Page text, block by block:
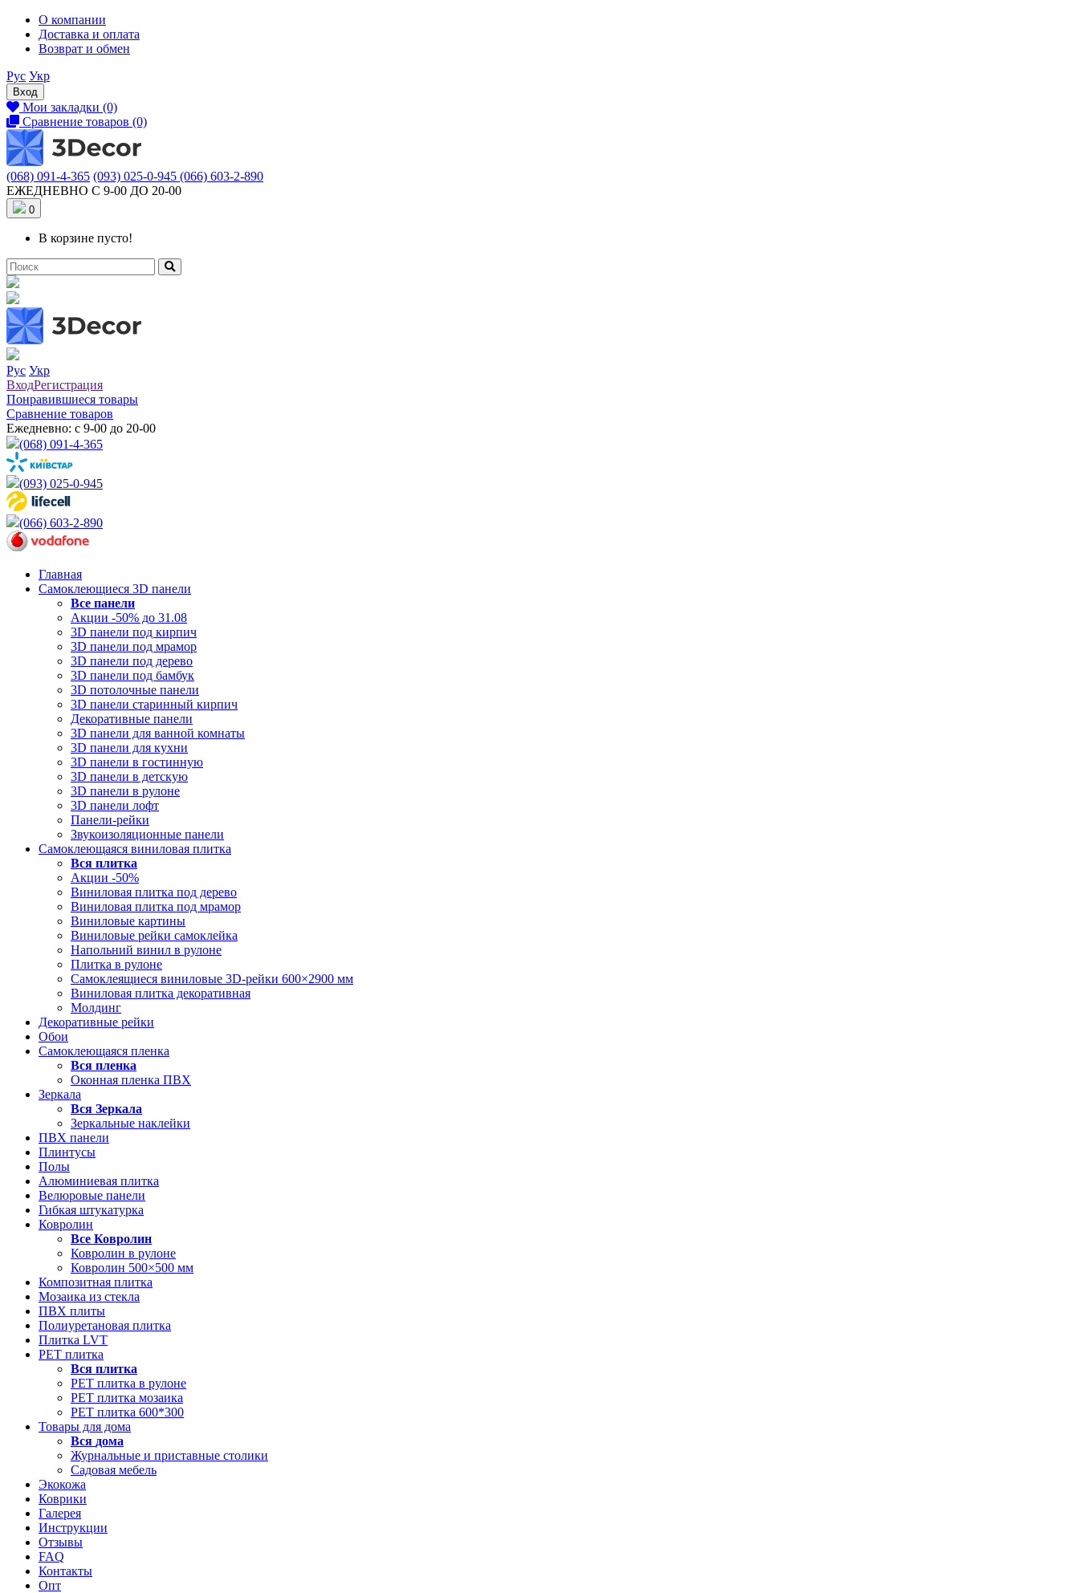
О компании
Доставка и оплата
Возврат и обмен
Рус Укр
Вход
Мои закладки (0)
Сравнение товаров (0)
(068) 091-4-365 (093) 025-0-945 (066) 603-2-890
ЕЖЕДНЕВНО С 9-00 ДО 20-00
0
В корзине пусто!
Рус Укр
ВходРегистрация
Понравившиеся товары
Сравнение товаров
Ежедневно: с 9-00 до 20-00
(068) 091-4-365
(093) 025-0-945
(066) 603-2-890
Главная
Самоклеющиеся 3D панели
Все панели
Акции -50% до 31.08
3D панели под кирпич
3D панели под мрамор
3D панели под дерево
3D панели под бамбук
3D потолочные панели
3D панели старинный кирпич
Декоративные панели
3D панели для ванной комнаты
3D панели для кухни
3D панели в гостинную
3D панели в детскую
3D панели в рулоне
3D панели лофт
Панели-рейки
Звукоизоляционные панели
Самоклеющаяся виниловая плитка
Вся плитка
Акции -50%
Виниловая плитка под дерево
Виниловая плитка под мрамор
Виниловые картины
Виниловые рейки самоклейка
Напольний винил в рулоне
Плитка в рулоне
Самоклеящиеся виниловые 3D‑рейки 600×2900 мм
Виниловая плитка декоративная
Молдинг
Декоративные рейки
Обои
Самоклеющаяся пленка
Вся пленка
Оконная пленка ПВХ
Зеркала
Вся Зеркала
Зеркальные наклейки
ПВХ панели
Плинтусы
Полы
Алюминиевая плитка
Велюровые панели
Гибкая штукатурка
Ковролин
Все Ковролин
Ковролин в рулоне
Ковролин 500×500 мм
Композитная плитка
Мозаика из стекла
ПВХ плиты
Полиуретановая плитка
Плитка LVT
РЕТ плитка
Вся плитка
РЕТ плитка в рулоне
РЕТ плитка мозаика
РЕТ плитка 600*300
Товары для дома
Вся дома
Журнальные и приставные столики
Садовая мебель
Экокожа
Коврики
Галерея
Инструкции
Отзывы
FAQ
Контакты
Опт